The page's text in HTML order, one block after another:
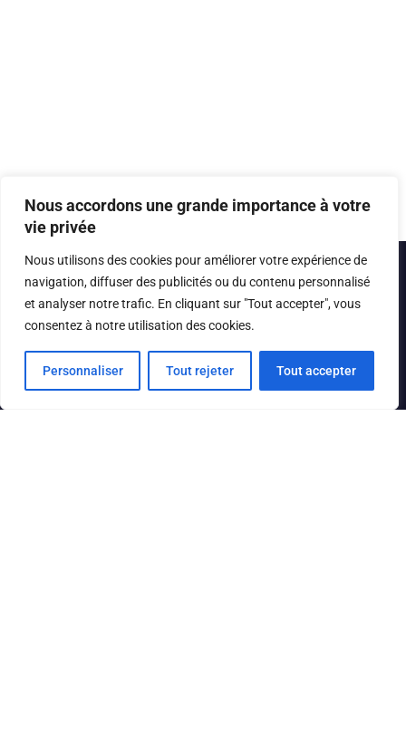
Nous accordons une grande importance à votre
vie privée
Nous utilisons des cookies pour améliorer votre expérience de
navigation, diffuser des publicités ou du contenu personnalisé
et analyser notre trafic. En cliquant sur "Tout accepter", vous
consentez à notre utilisation des cookies.
Personnaliser Tout rejeter Tout accepter